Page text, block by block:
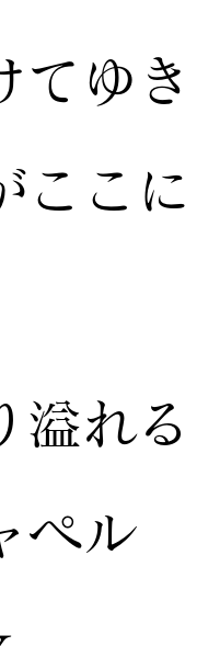
てゆき
ここに
溢れる
ペル